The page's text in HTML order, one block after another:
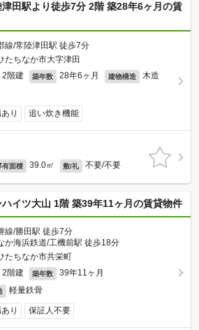
津田駅より徒歩7分 2階 築28年6ヶ月の賃
線/常陸津田駅 徒歩7分
たちなか市大字津田
2階建 築年数 28年6ヶ月 建物構造 木造
り 追い炊き機能
有面積 39.0㎡ 敷/礼 不要/不要
ハイツ大山 1階 築39年11ヶ月の賃貸物件
線/勝田駅 徒歩7分
か海浜鉄道/工機前駅 徒歩18分
たちなか市共栄町
2階建 築年数 39年11ヶ月
軽量鉄骨
り 保証人不要